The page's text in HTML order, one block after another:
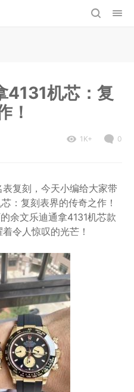
4131机芯：复
！
1K+ 0
复刻，今天小编给大家带
：复刻表界的传奇之作！
余文乐迪通拿4131机芯款
令人惊叹的光芒！